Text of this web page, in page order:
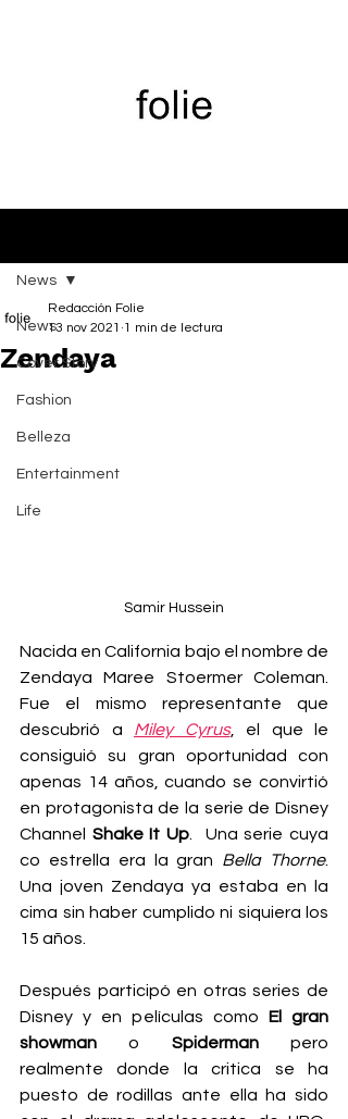
News
Cover Story
Fashion
Belleza
Entertainment
Life
News
Zendaya
Redacción Folie
13 nov 2021 1 min de lectura
Samir Hussein
Nacida en California bajo el nombre de
Zendaya Maree Stoermer Coleman.
Fue el mismo representante que
descubrió a Miley Cyrus, el que le
consiguió su gran oportunidad con
apenas 14 años, cuando se convirtió
en protagonista de la serie de Disney
Channel Shake It Up .  Una serie cuya
co estrella era la gran Bella Thorne.
Una joven Zendaya ya estaba en la
cima sin haber cumplido ni siquiera los
15 años.
Después participó en otras series de
Disney y en películas como El gran
showman o Spiderman pero
realmente donde la critica se ha
puesto de rodillas ante ella ha sido